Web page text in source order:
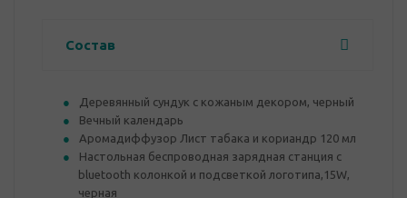
Состав
Деревянный сундук с кожаным декором, черный
Вечный календарь
Аромадиффузор Лист табака и кориандр 120 мл
Настольная беспроводная зарядная станция с
bluetooth колонкой и подсветкой логотипа,15W,
черная